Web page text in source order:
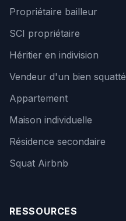
Propriétaire bailleur
SCI propriétaire
Héritier en indivision
Vendeur d'un bien squatté
Appartement
Maison individuelle
Résidence secondaire
Squat Airbnb
RESSOURCES